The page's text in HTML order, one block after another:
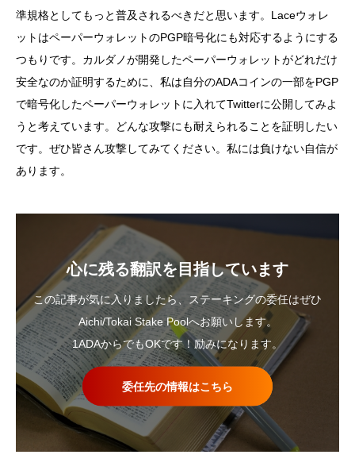
準規格としてもっと普及されるべきだと思います。Laceウォレ
ットはペーパーウォレットのPGP暗号化にも対応するようにする
つもりです。カルダノが開発したペーパーウォレットがどれだけ
安全なのか証明するために、私は自分のADAコインの一部をPGP
で暗号化したペーパーウォレットに入れてTwitterに公開してみよ
うと考えています。どんな攻撃にも耐えられることを証明したい
です。ぜひ皆さん攻撃してみてください。私には負けない自信が
あります。
心に残る翻訳を目指しています
この記事が気に入りましたら、ステーキングの委任はぜひ
Aichi/Tokai Stake Poolへお願いします。
1ADAからでもOKです！励みになります。
委任先の情報はこちら